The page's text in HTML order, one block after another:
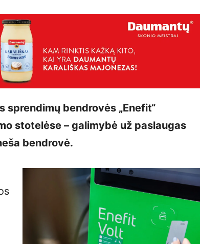
sprendimų bendrovės „Enefit“
stotelėse – galimybė už paslaugas
bendrovė.